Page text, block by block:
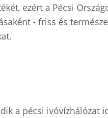
ezért a Pécsi
- friss és
a pécsi ivóvízhálózat